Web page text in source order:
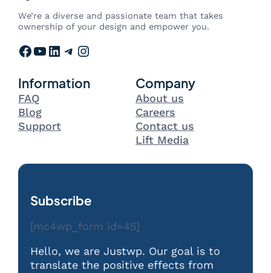
We’re a diverse and passionate team that takes
ownership of your design and empower you.
Facebook YouTube LinkedIn Telegram Instagram
Information
FAQ
Blog
Support
Company
About us
Careers
Contact us
Lift Media
Subscribe
[mc4wp_form id=45]
Hello, we are Justwp. Our goal is to
translate the positive effects from